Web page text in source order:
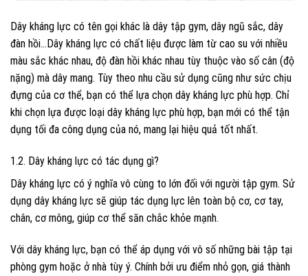
Dây kháng lực có tên gọi khác là dây tập gym, dây ngũ sắc, dây
đàn hồi…Dây kháng lực có chất liệu được làm từ cao su với nhiều
màu sắc khác nhau, độ đàn hồi khác nhau tùy thuộc vào số cân (độ
nặng) mà dây mang. Tùy theo nhu cầu sử dụng cũng như sức chịu
đựng của cơ thể, bạn có thể lựa chọn dây kháng lực phù hợp. Chỉ
khi chọn lựa được loại dây kháng lực phù hợp, bạn mới có thể tận
dụng tối đa công dụng của nó, mang lại hiệu quả tốt nhất.
1.2. Dây kháng lực có tác dụng gì?
Dây kháng lực có ý nghĩa vô cùng to lớn đối với người tập gym. Sử
dụng dây kháng lực sẽ giúp tác dụng lực lên toàn bộ cơ, cơ tay,
chân, cơ mông, giúp cơ thể săn chắc khỏe mạnh.
Với dây kháng lực, bạn có thể áp dụng với vô số những bài tập tại
phòng gym hoặc ở nhà tùy ý. Chính bởi ưu điểm nhỏ gọn, giá thành